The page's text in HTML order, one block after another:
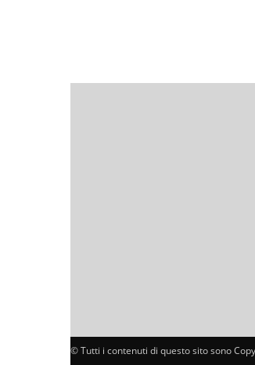
© Tutti i contenuti di questo sito sono